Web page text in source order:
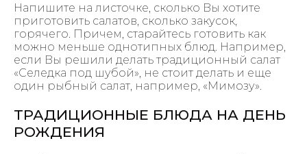
Напишите на листочке, сколько Вы хотите
приготовить салатов, сколько закусок,
горячего. Причем, старайтесь готовить как
можно меньше однотипных блюд. Например,
если Вы решили делать традиционный салат
«Селедка под шубой», не стоит делать и еще
один рыбный салат, например, «Мимозу».
ТРАДИЦИОННЫЕ БЛЮДА НА ДЕНЬ
РОЖДЕНИЯ